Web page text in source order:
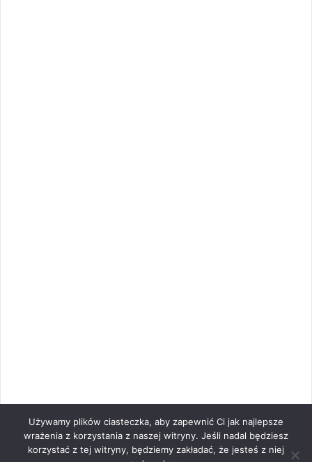
Używamy plików ciasteczka, aby zapewnić Ci jak najlepsze
wrażenia z korzystania z naszej witryny. Jeśli nadal będziesz
korzystać z tej witryny, będziemy zakładać, że jesteś z niej